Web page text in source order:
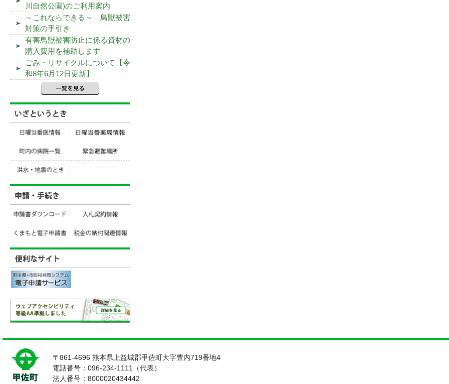
川自然公園)のご利用案内
～これならできる～ 鳥獣被害
対策の手引き
有害鳥獣被害防止に係る資材の
購入費用を補助します
ごみ・リサイクルについて【令
和8年6月12日更新】
〒861-4696 熊本県上益城郡甲佐町大字豊内719番地4
電話番号：096-234-1111（代表）
法人番号：8000020434442